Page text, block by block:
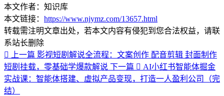
本文作者：知识库
本文链接： https://www.njymz.com/13657.html
转载需注明文章出处，若本文内容有侵犯到您合法权益，请联
系站长删除
上一篇 影视短剧解说全流程：文案创作 配音剪辑 封面制作
短剧挂载，零基础学爆款解说 下一篇
AI小红书智能体掘金
实战课：智能体搭建、虚拟产品变现，打造一人盈利公司（完
结）